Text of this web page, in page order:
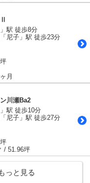
Ⅱ
駅 徒歩8分
尼子」駅 徒歩23分
月
川瀬Ba2
駅 徒歩10分
尼子」駅 徒歩27分
/ 51.96坪
っと見る